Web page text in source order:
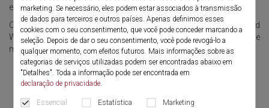
marketing. Se necessário, eles podem estar associados à transmissão
de dados para terceiros e outros países. Apenas definimos esses
cookies com o seu consentimento, que você pode conceder marcando a
seleção. Depois de dar o seu consentimento, você pode revogá-lo a
qualquer momento, com efeitos futuros. Mais informações sobre as
categorias de serviços utilizadas podem ser encontradas abaixo em
"Detalhes". Toda a informação pode ser encontrada em
declaração de privacidade.
Essencial Estatística Marketing
endoscopia utilizados pelos ginecologistas.
Os produtos e sistemas de soluções para ginecologia na Richard
Wolf sempre seguiram os princípios de qualidade, facilidade de
manuseio e utilização.